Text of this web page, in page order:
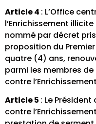
Article 4 : L’Office
l’Enrichissement
nommé par décret
proposition du
quatre (4) ans,
parmi les membres
contre
Article 5 : Le
contre